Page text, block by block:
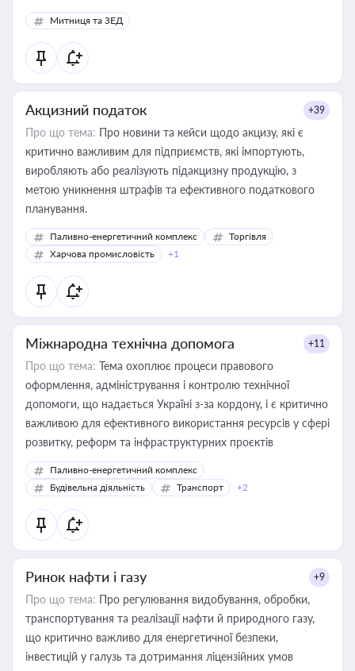
Митниця та ЗЕД
Акцизний податок +39
Про що тема: Про новини та кейси щодо акцизу, які є
критично важливим для підприємств, які імпортують,
виробляють або реалізують підакцизну продукцію, з
метою уникнення штрафів та ефективного податкового
планування.
Паливно-енергетичний комплекс
Торгівля
Харчова промисловість
+1
Міжнародна технічна допомога +11
Про що тема: Тема охоплює процеси правового
оформлення, адміністрування і контролю технічної
допомоги, що надається Україні з-за кордону, і є критично
важливою для ефективного використання ресурсів у сфері
розвитку, реформ та інфраструктурних проєктів
Паливно-енергетичний комплекс
Будівельна діяльність
Транспорт +2
Ринок нафти і газу +9
Про що тема: Про регулювання видобування, обробки,
транспортування та реалізації нафти й природного газу,
що критично важливо для енергетичної безпеки,
інвестицій у галузь та дотримання ліцензійних умов